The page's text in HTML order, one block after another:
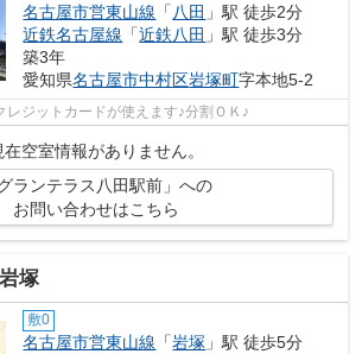
名古屋市営東山線 「 八田 」駅 徒歩2分
近鉄名古屋線 「近鉄八田 」駅 徒歩3分
築3年
愛知県名古屋市中村区岩塚町字本地5-2
レジットカードが使えます♪分割ＯＫ♪
在空室情報がありません。
グランテラス八田駅前」への
お問い合わせはこちら
塚
敷0
名古屋市営東山線 「岩塚 」駅 徒歩5分